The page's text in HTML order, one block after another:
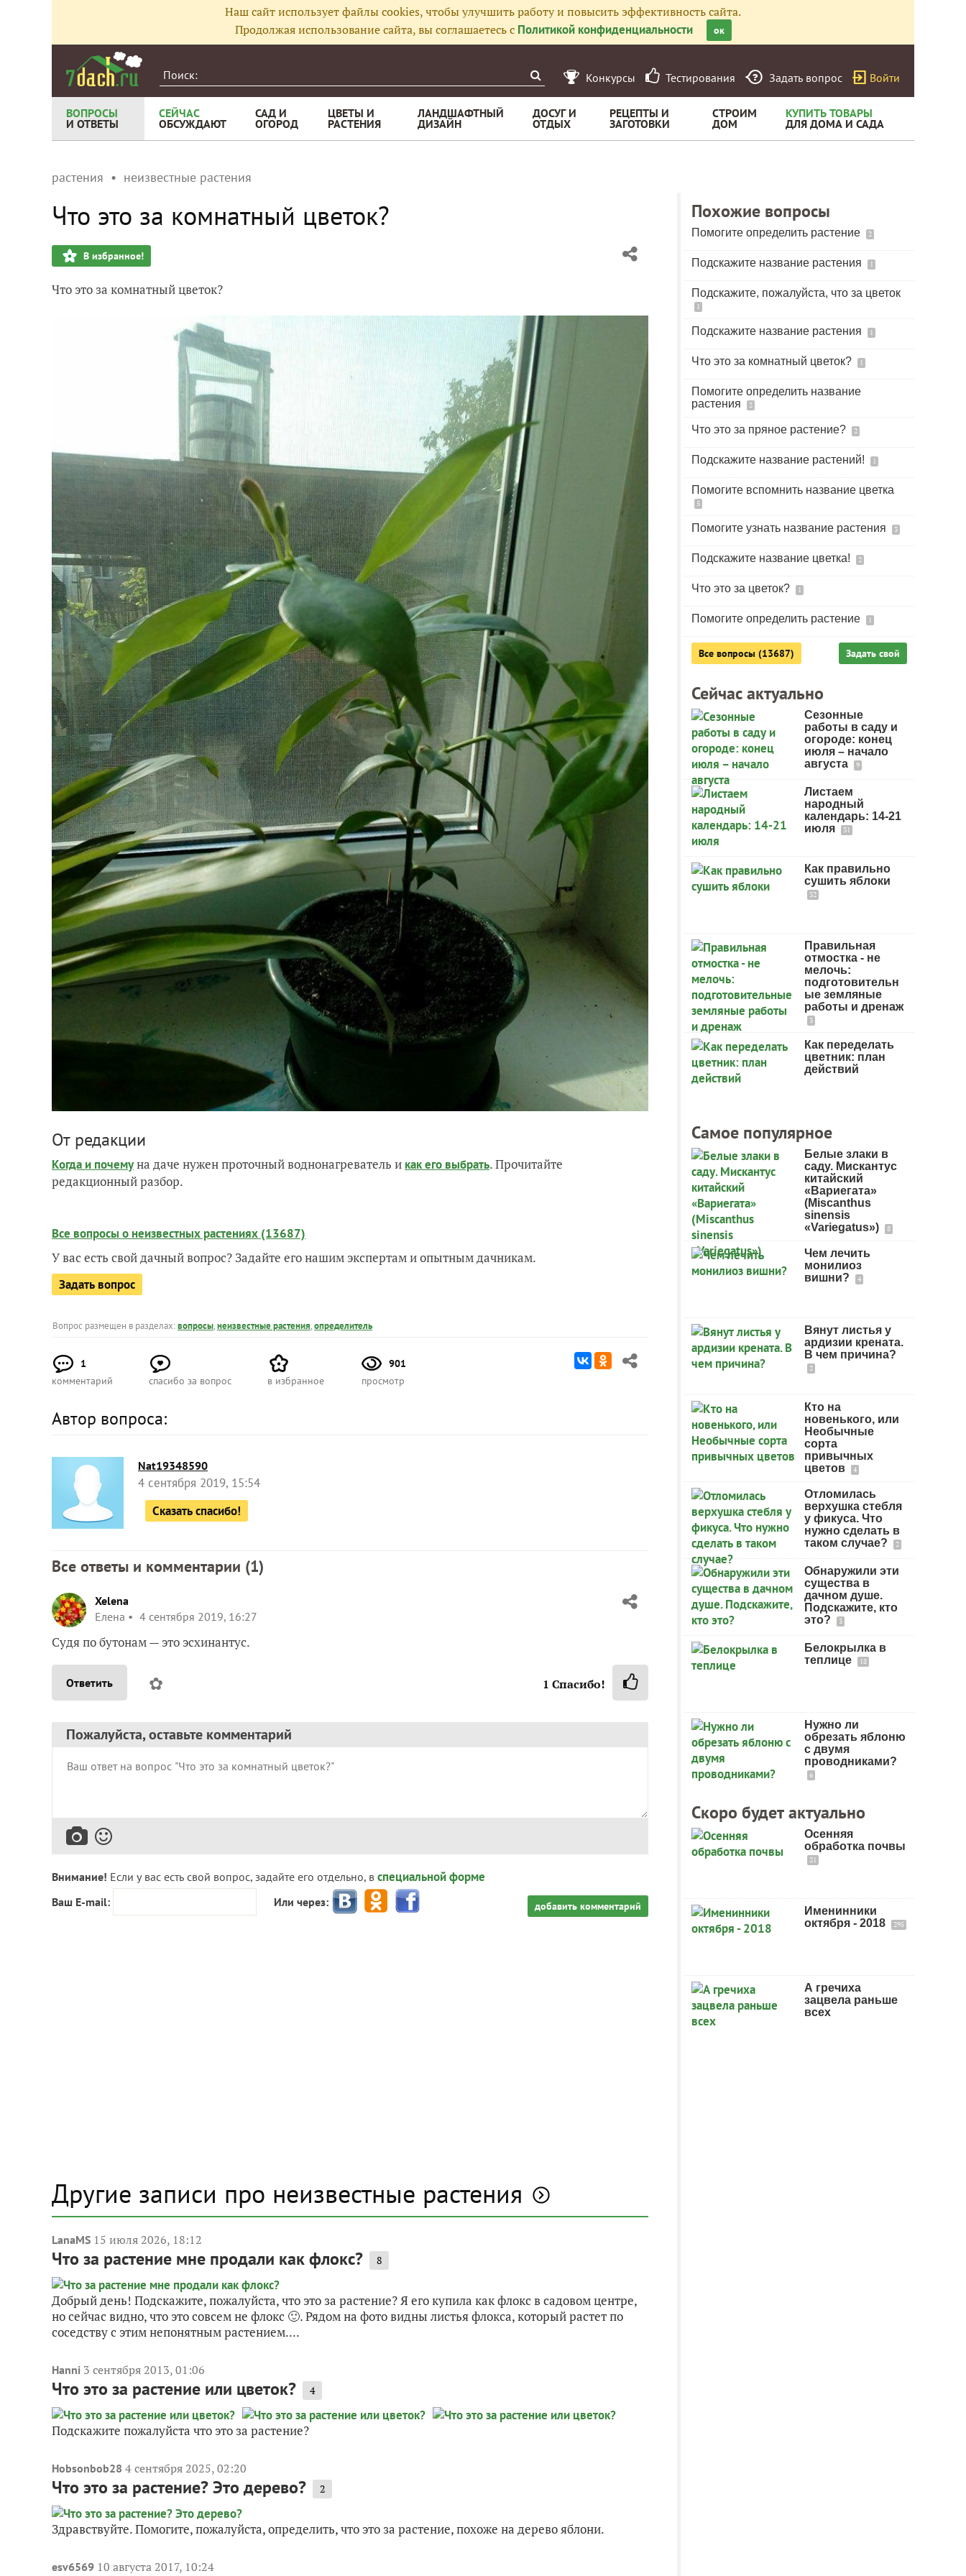
Наш сайт использует файлы cookies, чтобы улучшить работу и повысить эффективность сайта.
Продолжая использование сайта, вы соглашаетесь с Политикой конфиденциальности ок
Конкурсы Тестирования Задать вопрос Войти
ВОПРОСЫ
И ОТВЕТЫ
СЕЙЧАС
ОБСУЖДАЮТ
САД И
ОГОРОД
ЦВЕТЫ И
РАСТЕНИЯ
ЛАНДШАФТНЫЙ
ДИЗАЙН
ДОСУГ И
ОТДЫХ
РЕЦЕПТЫ И
ЗАГОТОВКИ
СТРОИМ
ДОМ
КУПИТЬ ТОВАРЫ
ДЛЯ ДОМА И САДА
растения неизвестные растения
Что это за комнатный цветок?
В избранное!
Что это за комнатный цветок?
От редакции
Когда и почемуна даче нужен проточный воднонагреватель и как его выбрать. Прочитайте
редакционный разбор.
Все вопросы о неизвестных растениях (13687)
У вас есть свой дачный вопрос? Задайте его нашим экспертам и опытным дачникам.
Задать вопрос
Вопрос размещен в разделах:вопросы,неизвестные растения,определитель
1
комментарий
спасибо за вопрос в избранное
901
просмотр
Автор вопроса:
Nat19348590
4 сентября 2019, 15:54
Сказать спасибо!
Все ответы и комментарии (1)
Xelena
Елена
4 сентября 2019, 16:27
Судя по бутонам — это эсхинантус.
Ответить ✿ 1 Спасибо!
Пожалуйста, оставьте комментарий
Внимание! Если у вас есть свой вопрос, задайте его отдельно, в специальной форме
Ваш E-mail: Или через: добавить комментарий
Другие записи про неизвестные растения
LanaMS 15 июля 2026, 18:12
Что за растение мне продали как флокс? 8
Добрый день! Подскажите, пожалуйста, что это за растение? Я его купила как флокс в садовом центре,
но сейчас видно, что это совсем не флокс 🙂. Рядом на фото видны листья флокса, который растет по
соседству с этим непонятным растением....
Hanni 3 сентября 2013, 01:06
Что это за растение или цветок? 4
Подскажите пожалуйста что это за растение?
Hobsonbob28 4 сентября 2025, 02:20
Что это за растение? Это дерево? 2
Здравствуйте. Помогите, пожалуйста, определить, что это за растение, похоже на дерево яблони.
esv6569 10 августа 2017, 10:24
Похожие вопросы
Помогите определить растение 2
Подскажите название растения 1
Подскажите, пожалуйста, что за цветок
1
Подскажите название растения 1
Что это за комнатный цветок? 1
Помогите определить название
растения
2
Что это за пряное растение? 2
Подскажите название растений! 1
Помогите вспомнить название цветка
5
Помогите узнать название растения 3
Подскажите название цветка! 2
Что это за цветок? 1
Помогите определить растение 1
Все вопросы (13687) Задать свой
Сейчас актуально
Сезонные
работы в саду и
огороде: конец
июля – начало
августа
9
Листаем
народный
календарь: 14-21
июля
31
Как правильно
сушить яблоки
32
Правильная
отмостка - не
мелочь:
подготовительн
ые земляные
работы и дренаж
3
Как переделать
цветник: план
действий
Самое популярное
Белые злаки в
саду. Мискантус
китайский
«Вариегата»
(Miscanthus
sinensis
«Variegatus»)
8
Чем лечить
монилиоз
вишни?
4
Вянут листья у
ардизии крената.
В чем причина?
2
Кто на
новенького, или
Необычные
сорта
привычных
цветов
4
Отломилась
верхушка стебля
у фикуса. Что
нужно сделать в
таком случае?
2
Обнаружили эти
существа в
дачном душе.
Подскажите, кто
это?
3
Белокрылка в
теплице
18
Нужно ли
обрезать яблоню
с двумя
проводниками?
6
Скоро будет актуально
Осенняя
обработка почвы
21
Именинники
октября - 2018
295
А гречиха
зацвела раньше
всех